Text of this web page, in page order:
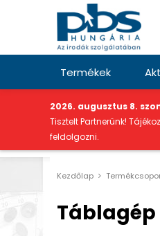
Termékek
2026. augusztus 8.
Tisztelt Partnerünk!
feldolgozni.
Kezdőlap
Táblagép